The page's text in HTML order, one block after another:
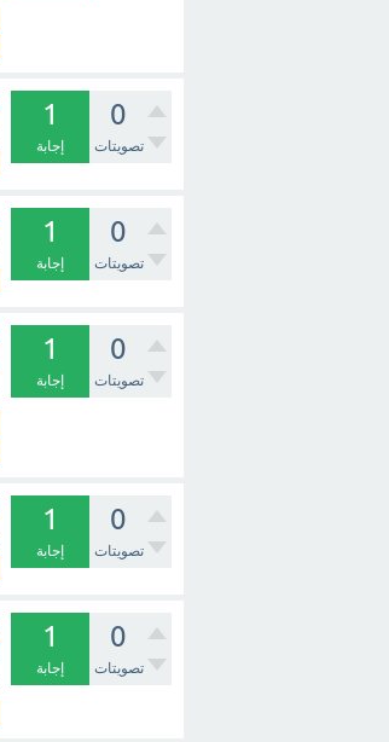
0
تصويتات
1
إجابة
0
تصويتات
1
إجابة
0
تصويتات
1
إجابة
0
تصويتات
1
إجابة
0
تصويتات
1
إجابة